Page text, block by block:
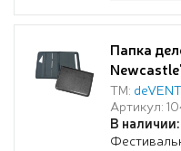
Папка
молнии,
ТМ:
Артикул:
В наличии: